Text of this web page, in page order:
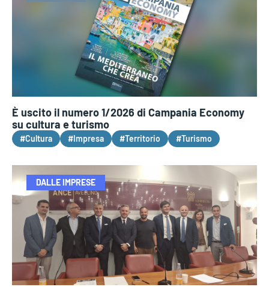
È uscito il numero 1/2026 di Campania Economy
su cultura e turismo
#Cultura #Impresa #Territorio #Turismo
DALLE IMPRESE